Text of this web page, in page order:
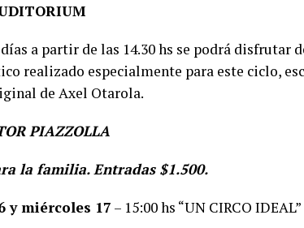
a partir de las 14.30 hs se podrá disfrutar
realizado especialmente para este ciclo,
de Axel Otarola.
PIAZZOLLA
la familia. Entradas $1.500.
y miércoles 17 – 15:00 hs “UN CIRCO IDEAL”